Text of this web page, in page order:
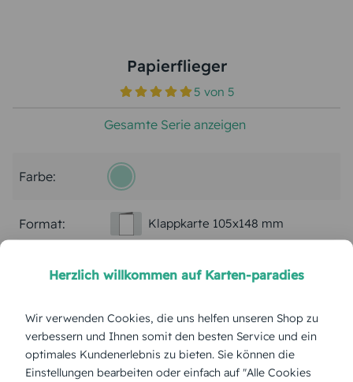
Papierflieger
5 von 5
Gesamte Serie anzeigen
Farbe:
Format: Klappkarte 105x148 mm
Papierart: Bilderdruck
Menge:
Stückpreis: 2,60 €
Herzlich willkommen auf Karten-paradies
Wir verwenden Cookies, die uns helfen unseren Shop zu
verbessern und Ihnen somit den besten Service und ein
optimales Kundenerlebnis zu bieten. Sie können die
Einstellungen bearbeiten oder einfach auf "Alle Cookies